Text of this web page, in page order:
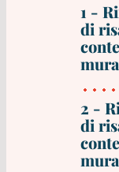
1 -
di
2 -
di